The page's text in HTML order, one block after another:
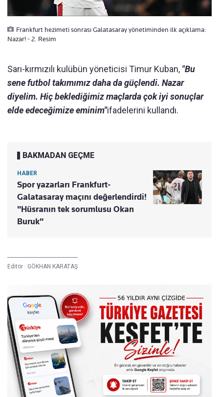
Frankfurt hezimeti sonrası Galatasaray yönetiminden ilk açıklama:
Nazar! - 2. Resim
Sarı-kırmızılı kulübün yöneticisi Timur Kuban, "Bu
sene futbol takımımız daha da güçlendi. Nazar
diyelim. Hiç beklediğimiz maçlarda çok iyi sonuçlar
elde edeceğimize eminim"ifadelerini kullandı.
BAKMADAN GEÇME
HABER
Spor yazarları Frankfurt-
Galatasaray maçını değerlendirdi!
"Hüsranın tek sorumlusu Okan
Buruk"
Editör : GÖKHAN KARATAŞ